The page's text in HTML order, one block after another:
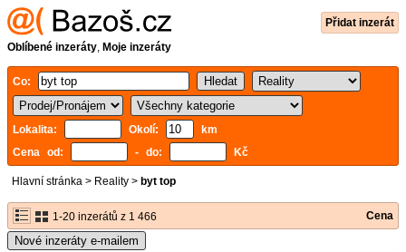
Přidat inzerát
Oblíbené inzeráty, Moje inzeráty
Co:
Lokalita: Okolí:
km
Cena od:
- do: Kč
Hlavní stránka > Reality > byt top
1-20 inzerátů z 1 466 Cena
Nové inzeráty e-mailem